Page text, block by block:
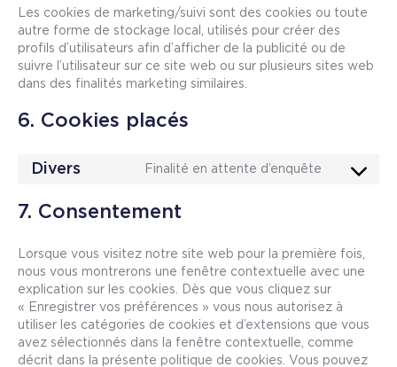
Les cookies de marketing/suivi sont des cookies ou toute
autre forme de stockage local, utilisés pour créer des
profils d’utilisateurs afin d’afficher de la publicité ou de
suivre l’utilisateur sur ce site web ou sur plusieurs sites web
dans des finalités marketing similaires.
6. Cookies placés
Divers Finalité en attente d’enquête
7. Consentement
Lorsque vous visitez notre site web pour la première fois,
nous vous montrerons une fenêtre contextuelle avec une
explication sur les cookies. Dès que vous cliquez sur
« Enregistrer vos préférences » vous nous autorisez à
utiliser les catégories de cookies et d’extensions que vous
avez sélectionnés dans la fenêtre contextuelle, comme
décrit dans la présente politique de cookies. Vous pouvez